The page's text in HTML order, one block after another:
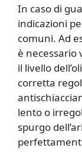
In caso di
indicazioni
comuni. Ad
è necessario
il livello
corretta
lento o
spurgo